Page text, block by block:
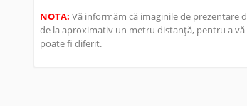
NOTA: Vă informăm că imaginile de prezentare
de la aproximativ un metru distanță, pentru a
poate fi diferit.